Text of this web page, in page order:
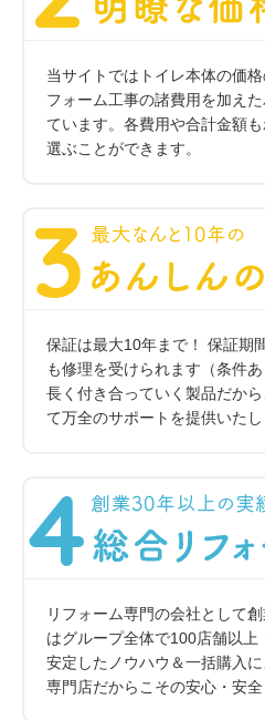
当サイトではトイレ本体の価
フォーム工事の諸費用を加え
ています。各費用や合計金額
選ぶことができます。
保証は最大10年まで！ 保証期
も修理を受けられます（条件あ
長く付き合っていく製品だか
て万全のサポートを提供いたし
リフォーム専門の会社として
はグループ全体で100店舗以上
安定したノウハウ＆一括購入
専門店だからこその安心・安